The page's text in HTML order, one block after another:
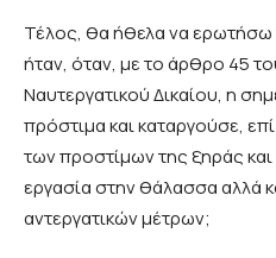
Τέλος, θα ήθελα να ερωτήσω
ήταν, όταν, με το άρθρο 45
Ναυτεργατικού Δικαίου, η
πρόστιμα και καταργούσε,
των προστίμων της ξηράς
εργασία στην θάλασσα αλλά
αντεργατικών μέτρων;